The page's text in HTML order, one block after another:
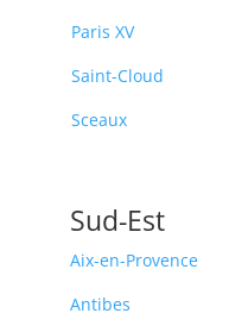
Paris XV
Saint-Cloud
Sceaux
Sud-Est
Aix-en-Provence
Antibes